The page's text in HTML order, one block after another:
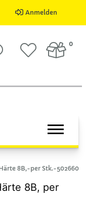
Anmelden
0
8B,-per Stk.-502660
8B, per